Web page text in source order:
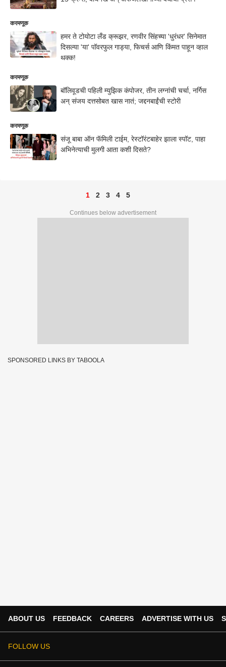
करमणूक
हमर ते टोयोटा लँड क्रूझर, रणवीर सिंहच्या 'धुरंधर' सिनेमात
दिसल्या 'या' पॉवरफुल गाड्या, फिचर्स आणि किंमत पाहून व्हाल
थक्क!
करमणूक
बॉलिवूडची पहिली म्युझिक कंपोजर, तीन लग्नांची चर्चा, नर्गिस
अन् संजय दत्तसोबत खास नातं; जद्दनबाईंची स्टोरी
करमणूक
संजू बाबा ऑन फॅमिली टाईम, रेस्टॉरंटबाहेर झाला स्पॉट, पाहा
अभिनेत्याची मुलगी आता कशी दिसते?
1 2 3 4 5
Continues below advertisement
SPONSORED LINKS BY TABOOLA
ABOUT US FEEDBACK CAREERS ADVERTISE WITH US
FOLLOW US